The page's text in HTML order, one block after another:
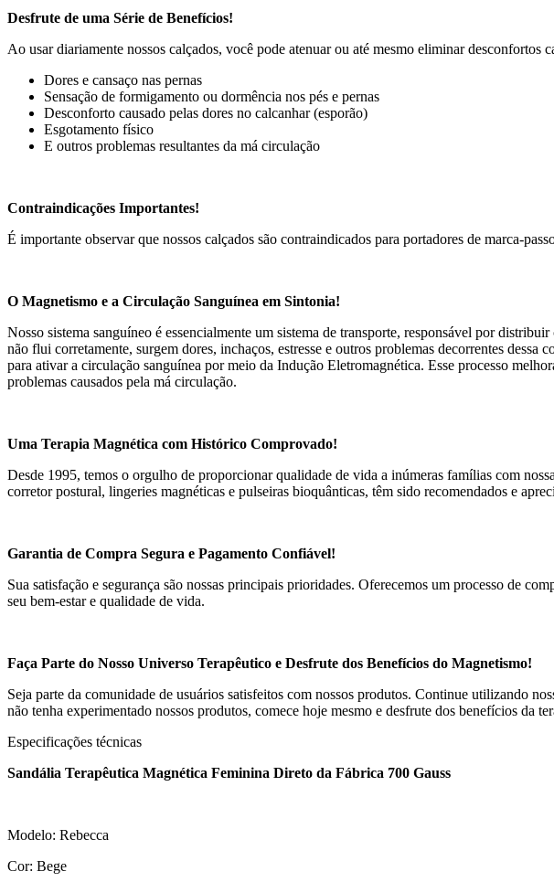
Desfrute de uma Série de Benefícios!
Ao usar diariamente nossos calçados, você pode atenuar ou até mesmo eliminar desconfortos
Dores e cansaço nas pernas
Sensação de formigamento ou dormência nos pés e pernas
Desconforto causado pelas dores no calcanhar (esporão)
Esgotamento físico
E outros problemas resultantes da má circulação
Contraindicações Importantes!
É importante observar que nossos calçados são contraindicados para portadores de marca-
O Magnetismo e a Circulação Sanguínea em Sintonia!
Nosso sistema sanguíneo é essencialmente um sistema de transporte, responsável por
não flui corretamente, surgem dores, inchaços, estresse e outros problemas decorrentes
para ativar a circulação sanguínea por meio da Indução Eletromagnética. Esse processo
problemas causados pela má circulação.
Uma Terapia Magnética com Histórico Comprovado!
Desde 1995, temos o orgulho de proporcionar qualidade de vida a inúmeras famílias com
corretor postural, lingeries magnéticas e pulseiras bioquânticas, têm sido recomendados e
Garantia de Compra Segura e Pagamento Confiável!
Sua satisfação e segurança são nossas principais prioridades. Oferecemos um processo de
seu bem-estar e qualidade de vida.
Faça Parte do Nosso Universo Terapêutico e Desfrute dos Benefícios do Magnetismo!
Seja parte da comunidade de usuários satisfeitos com nossos produtos. Continue utilizando
não tenha experimentado nossos produtos, comece hoje mesmo e desfrute dos benefícios da
Especificações técnicas
Sandália Terapêutica Magnética Feminina Direto da Fábrica 700 Gauss
Modelo: Rebecca
Cor: Bege